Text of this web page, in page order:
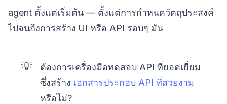
agent ตั้งแต่เริ่มต้น — ตั้งแต่การกำหนดวัตถุประสงค์
ไปจนถึงการสร้าง UI หรือ API รอบๆ มัน
💡
ต้องการเครื่องมือทดสอบ API ที่ยอดเยี่ยม
ซึ่งสร้าง เอกสารประกอบ API ที่สวยงาม
หรือไม่?